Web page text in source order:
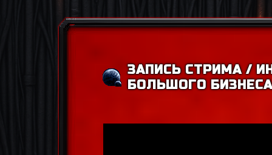
ЗАПИСЬ СТРИМА /
БОЛЬШОГО